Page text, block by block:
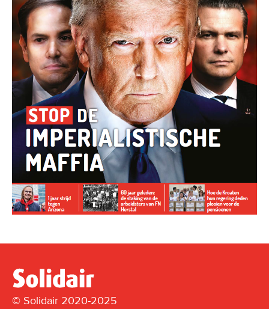
© Solidair 2020-2025